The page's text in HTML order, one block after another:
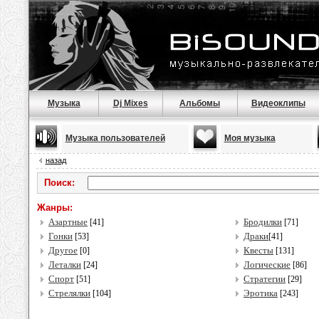
Музыка Dj Mixes Альбомы Видеоклипы
Музыка пользователей Моя музыка
назад
Поиск:
Жанры:
Азартные [41] Бродилки [71]
Гонки [53] Драки[41]
Другое [0] Квесты [131]
Леталки [24] Логические [86]
Спорт [51] Стратегии [29]
Стрелялки [104] Эротика [243]